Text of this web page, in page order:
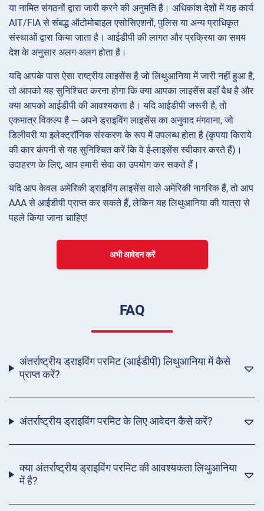
या नामित संगठनों द्वारा जारी करने की अनुमति है। अधिकांश देशों में यह कार्य
AIT/FIA से संबद्ध ऑटोमोबाइल एसोसिएशनों, पुलिस या अन्य प्राधिकृत
संस्थाओं द्वारा किया जाता है। आईडीपी की लागत और प्रक्रिया का समय
देश के अनुसार अलग-अलग होता है।
यदि आपके पास ऐसा राष्ट्रीय लाइसेंस है जो लिथुआनिया में जारी नहीं हुआ है,
तो आपको यह सुनिश्चित करना होगा कि क्या आपका लाइसेंस वहाँ वैध है और
क्या आपको आईडीपी की आवश्यकता है। यदि आईडीपी जरूरी है, तो
एकमात्र विकल्प है — अपने ड्राइविंग लाइसेंस का अनुवाद मंगवाना, जो
डिलीवरी या इलेक्ट्रॉनिक संस्करण के रूप में उपलब्ध होता है (कृपया किराये
की कार कंपनी से यह सुनिश्चित करें कि वे ई-लाइसेंस स्वीकार करते हैं)।
उदाहरण के लिए, आप हमारी सेवा का उपयोग कर सकते हैं।
यदि आप केवल अमेरिकी ड्राइविंग लाइसेंस वाले अमेरिकी नागरिक हैं, तो आप
AAA से आईडीपी प्राप्त कर सकते हैं, लेकिन यह लिथुआनिया की यात्रा से
पहले किया जाना चाहिए!
अभी आवेदन करें
FAQ
अंतर्राष्ट्रीय ड्राइविंग परमिट (आईडीपी) लिथुआनिया में कैसे
प्राप्त करें?
अंतर्राष्ट्रीय ड्राइविंग परमिट के लिए आवेदन कैसे करें?
क्या अंतर्राष्ट्रीय ड्राइविंग परमिट की आवश्यकता लिथुआनिया
में है?